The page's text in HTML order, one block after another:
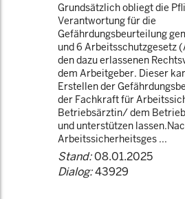
Grundsätzlich obliegt die
Verantwortung für die
Gefährdungsbeurteilung
und 6 Arbeitsschutzgesetz
den dazu erlassenen
dem Arbeitgeber. Dieser
Erstellen der
der Fachkraft für
Betriebsärztin/ dem
und unterstützen
Arbeitssicherheitsges ...
Stand:08.01.2025
Dialog:43929